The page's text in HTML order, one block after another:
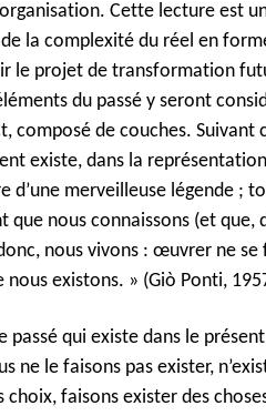
Cette lecture est
la complexité du réel en
le projet de transformation
du passé y seront
de couches. Suivant
existe, dans la
d’une merveilleuse légende ;
que nous connaissons (et
nous vivons : œuvrer ne
nous existons. » (Giò Ponti,
passé qui existe dans le
ne le faisons pas exister,
choix, faisons exister des